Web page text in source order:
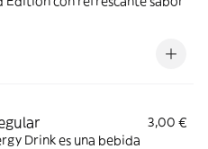
3,00 €
Drink es una bebida